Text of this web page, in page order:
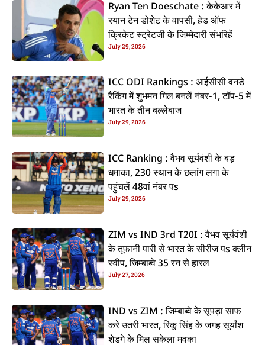
Ryan Ten Doeschate : केकेआर में
रयान टेन डोशेट के वापसी, हेड ऑफ
क्रिकेट स्ट्रेटजी के जिम्मेदारी संभरिहें
July 29, 2026
ICC ODI Rankings : आईसीसी वनडे
रैंकिंग में शुभमन गिल बनलें नंबर-1, टॉप-5 में
भारत के तीन बल्लेबाज
July 29, 2026
ICC Ranking : वैभव सूर्यवंशी के बड़
धमाका, 230 स्थान के छलांग लगा के
पहुंचलें 48वां नंबर पs
July 29, 2026
ZIM vs IND 3rd T20I : वैभव सूर्यवंशी
के तूफानी पारी से भारत के सीरीज पs क्लीन
स्वीप, जिम्बाब्वे 35 रन से हारल
July 27, 2026
IND vs ZIM : जिम्बाब्वे के सूपड़ा साफ
करे उतरी भारत, रिंकू सिंह के जगह सूर्यांश
शेडगे के मिल सकेला मवका